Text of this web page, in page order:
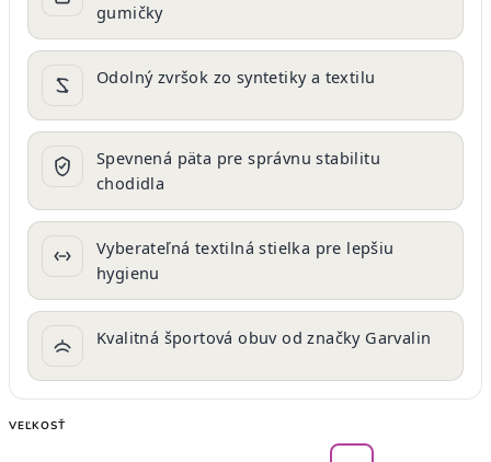
gumičky
Odolný zvršok zo syntetiky a textilu
Spevnená päta pre správnu stabilitu
chodidla
Vyberateľná textilná stielka pre lepšiu
hygienu
Kvalitná športová obuv od značky Garvalin
VEĽKOSŤ